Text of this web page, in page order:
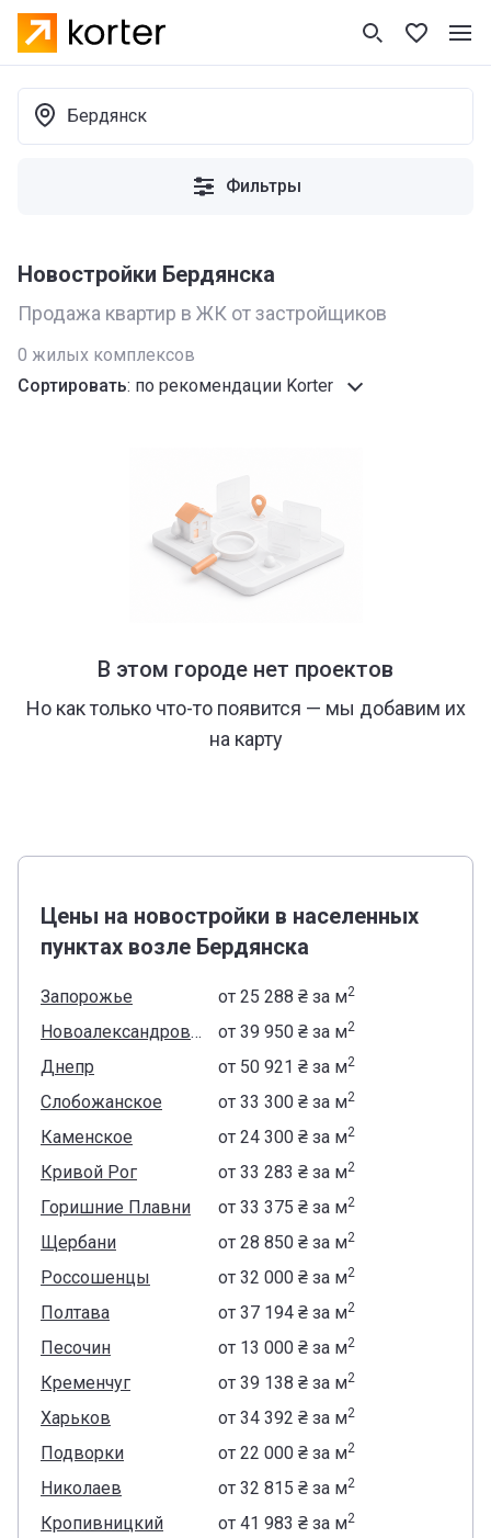
Бердянск
Фильтры
Новостройки Бердянска
Продажа квартир в ЖК от застройщиков
0 жилых комплексов
Сортировать: по рекомендации Korter
В этом городе нет проектов
Но как только что-то появится — мы добавим их
на карту
Цены на новостройки в населенных
пунктах возле Бердянска
Запорожье от ‍25 288 ₴за м2
Новоалександровка от ‍39 950 ₴за м2
Днепр от ‍50 921 ₴за м2
Слобожанское от ‍33 300 ₴за м2
Каменское от ‍24 300 ₴за м2
Кривой Рог от ‍33 283 ₴за м2
Горишние Плавни от ‍33 375 ₴за м2
Щербани от ‍28 850 ₴за м2
Россошенцы от ‍32 000 ₴за м2
Полтава от ‍37 194 ₴за м2
Песочин от ‍13 000 ₴за м2
Кременчуг от ‍39 138 ₴за м2
Харьков от ‍34 392 ₴за м2
Подворки от ‍22 000 ₴за м2
Николаев от ‍32 815 ₴за м2
Кропивницкий от ‍41 983 ₴за м2